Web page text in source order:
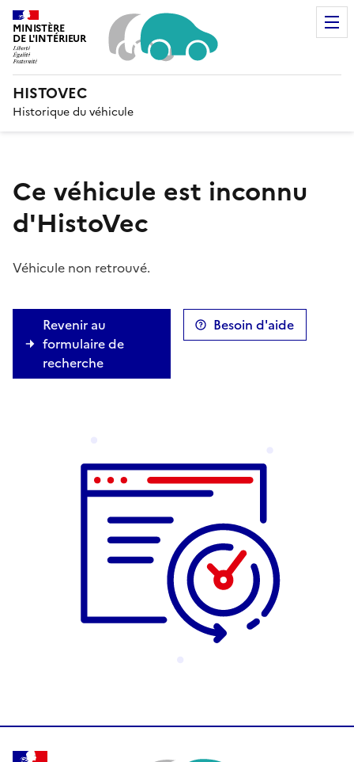
MINISTÈRE
DE L'INTÉRIEUR
Liberté, Égalité, Fraternité
HISTOVEC
Historique du véhicule
Ce véhicule est inconnu
d'HistoVec
Véhicule non retrouvé.
Revenir au
formulaire de
recherche
Besoin d'aide